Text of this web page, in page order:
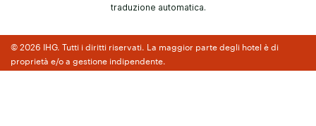
traduzione automatica.
© 2026 IHG. Tutti i diritti riservati. La maggior parte degli hotel è di
proprietà e/o a gestione indipendente.